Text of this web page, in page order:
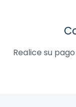
Realice su